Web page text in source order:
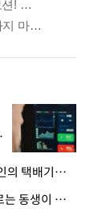
· 엘베 문 열리자 지팡이 '퍽'…노인의 택배기사 폭행 이유
· "20년 병수발했는데 얼굴도 모르는 동생이 유산 절반을"…배다른 형제 상속권 있을까